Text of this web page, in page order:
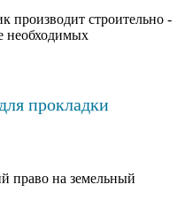
производит строительно -
необходимых
прокладки
право на земельный